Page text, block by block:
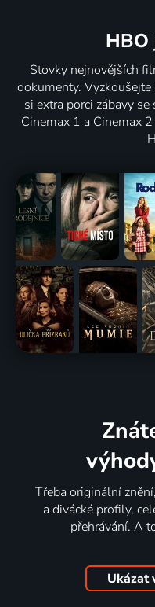
HBO
Stovky nejnovějších
dokumenty.
si extra porci zábavy
Cinemax 1 a Cinemax
Třeba originální
a divácké profily,
přehrávání. A
Ukázat